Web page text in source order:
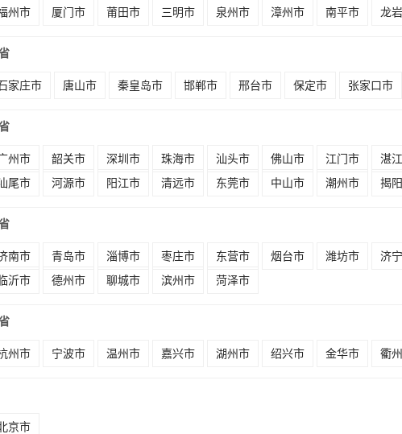
州市 厦门市 莆田市 三明市 泉州市 漳州市 南平市 龙
家庄市 唐山市 秦皇岛市 邯郸市 邢台市 保定市 张家口市
州市 韶关市 深圳市 珠海市 汕头市 佛山市 江门市 湛
尾市
河源市 阳江市 清远市 东莞市 中山市 潮州市 揭
南市 青岛市 淄博市 枣庄市 东营市 烟台市 潍坊市 济
沂市
德州市 聊城市 滨州市 菏泽市
州市 宁波市 温州市 嘉兴市 湖州市 绍兴市 金华市 衢
京市